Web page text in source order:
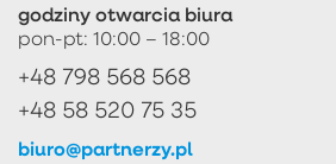
godziny otwarcia biura
pon-pt: 10:00 – 18:00
+48 798 568 568
+48 58 520 75 35
biuro@partnerzy.pl